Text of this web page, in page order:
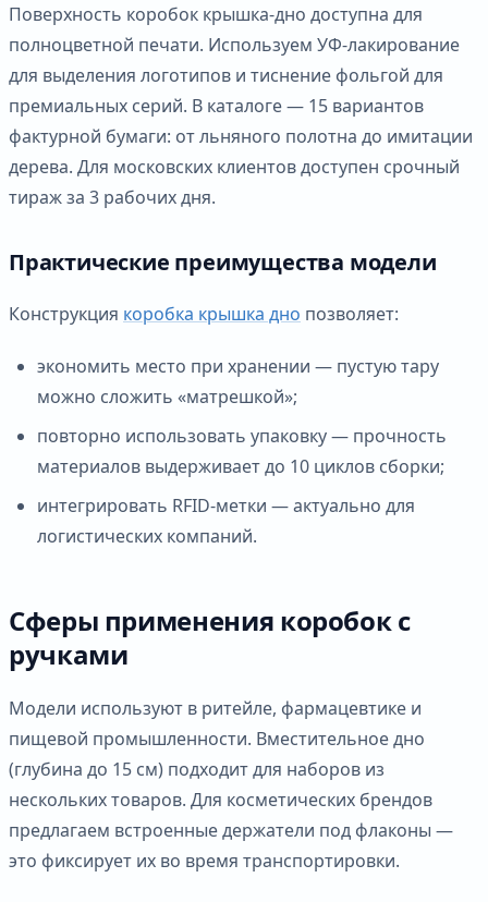
Поверхность коробок крышка-дно доступна для
полноцветной печати. Используем УФ-лакирование
для выделения логотипов и тиснение фольгой для
премиальных серий. В каталоге — 15 вариантов
фактурной бумаги: от льняного полотна до имитации
дерева. Для московских клиентов доступен срочный
тираж за 3 рабочих дня.
Практические преимущества модели
Конструкция коробка крышка дно позволяет:
экономить место при хранении — пустую тару
можно сложить «матрешкой»;
повторно использовать упаковку — прочность
материалов выдерживает до 10 циклов сборки;
интегрировать RFID-метки — актуально для
логистических компаний.
Сферы применения коробок с
ручками
Модели используют в ритейле, фармацевтике и
пищевой промышленности. Вместительное дно
(глубина до 15 см) подходит для наборов из
нескольких товаров. Для косметических брендов
предлагаем встроенные держатели под флаконы —
это фиксирует их во время транспортировки.